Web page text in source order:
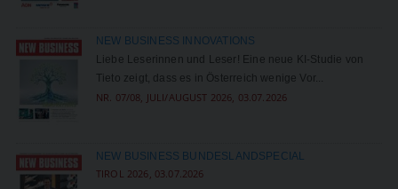
NEW BUSINESS INNOVATIONS
Liebe Leserinnen und Leser! Eine neue KI-Studie von
Tieto zeigt, dass es in Österreich wenige Vor...
NR. 07/08, JULI/AUGUST 2026, 03.07.2026
NEW BUSINESS BUNDESLANDSPECIAL
TIROL 2026, 03.07.2026